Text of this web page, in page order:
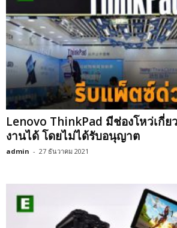
Lenovo ThinkPad มีช่องโหว่เกี่ย
งานได้ โดยไม่ได้รับอนุญาต
admin - 27 ธันวาคม 2021